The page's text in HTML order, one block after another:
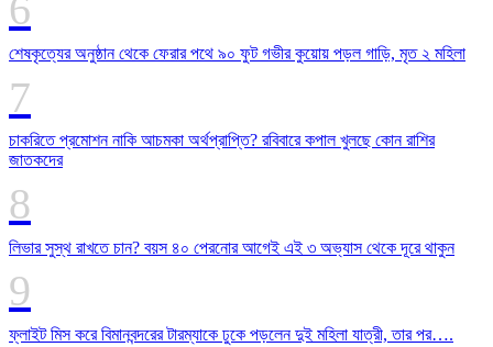
শেষকৃত্যের অনুষ্ঠান থেকে ফেরার পথে ৯০ ফুট গভীর কুয়োয় পড়ল গাড়ি, মৃত ২ মহিলা
চাকরিতে প্রমোশন নাকি আচমকা অর্থপ্রাপ্তি? রবিবারে কপাল খুলছে কোন রাশির
জাতকদের
লিভার সুস্থ রাখতে চান? বয়স ৪০ পেরনোর আগেই এই ৩ অভ্যাস থেকে দূরে থাকুন
ফ্লাইট মিস করে বিমানবন্দরের টারম্যাকে ঢুকে পড়লেন দুই মহিলা যাত্রী, তার পর….